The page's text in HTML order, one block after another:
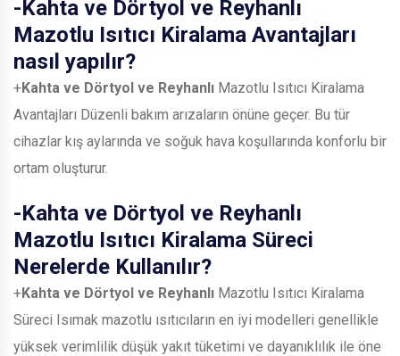
- Kahta ve Dörtyol ve Reyhanlı
Mazotlu Isıtıcı Kiralama Avantajları
nasıl yapılır?
+Kahta ve Dörtyol ve Reyhanlı Mazotlu Isıtıcı Kiralama
Avantajları Düzenli bakım arızaların önüne geçer. Bu tür
cihazlar kış aylarında ve soğuk hava koşullarında konforlu bir
ortam oluşturur.
-Kahta ve Dörtyol ve Reyhanlı
Mazotlu Isıtıcı Kiralama Süreci
Nerelerde Kullanılır?
+Kahta ve Dörtyol ve Reyhanlı Mazotlu Isıtıcı Kiralama
Süreci Isımak mazotlu ısıtıcıların en iyi modelleri genellikle
yüksek verimlilik düşük yakıt tüketimi ve dayanıklılık ile öne